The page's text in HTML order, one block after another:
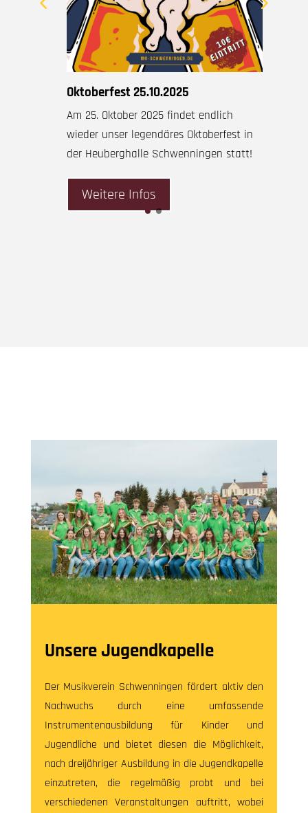
Oktoberfest 25.10.2025
Am 25. Oktober 2025 findet endlich
wieder unser legendäres Oktoberfest in
der Heuberghalle Schwenningen statt!
Weitere Infos
Unsere Jugendkapelle
Der Musikverein Schwenningen fördert aktiv den
Nachwuchs durch eine umfassende
Instrumentenausbildung für Kinder und
Jugendliche und bietet diesen die Möglichkeit,
nach dreijähriger Ausbildung in die Jugendkapelle
einzutreten, die regelmäßig probt und bei
verschiedenen Veranstaltungen auftritt, wobei